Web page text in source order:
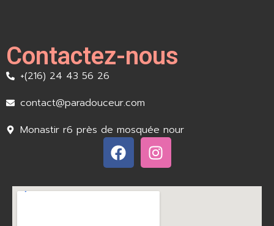
Contactez-nous
+(216) 24 43 56 26
contact@paradouceur.com
Monastir r6 près de mosquée nour